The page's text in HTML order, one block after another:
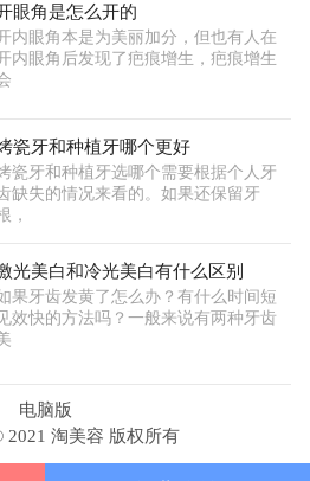
眼角是怎么开的
内眼角本是为美丽加分，但也有人在
内眼角后发现了疤痕增生，疤痕增生
瓷牙和种植牙哪个更好
瓷牙和种植牙选哪个需要根据个人牙
缺失的情况来看的。如果还保留牙
，
光美白和冷光美白有什么区别
果牙齿发黄了怎么办？有什么时间短
见效快的方法吗？一般来说有两种牙齿
电脑版
2021 淘美容 版权所有